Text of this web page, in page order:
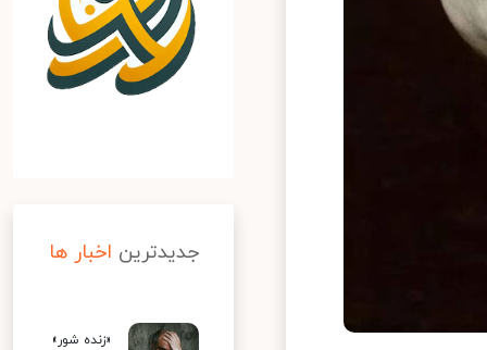
جدیدترین اخبار ها
«زنده شور»